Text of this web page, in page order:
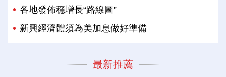
各地發佈穩增長“路線圖”
新興經濟體須為美加息做好準備
最新推薦